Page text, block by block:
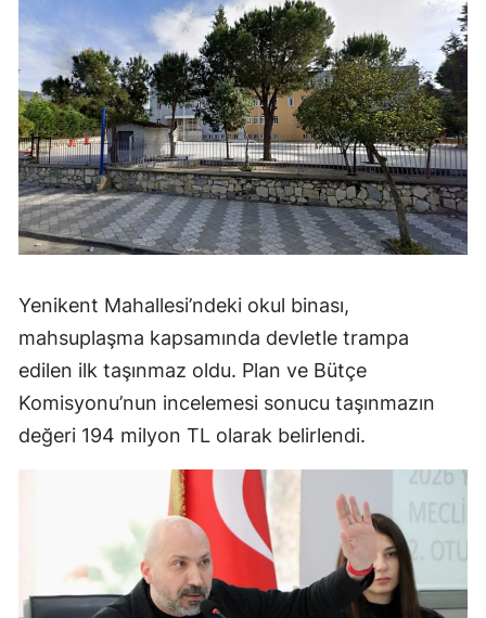
Yenikent Mahallesi’ndeki okul binası,
mahsuplaşma kapsamında devletle trampa
edilen ilk taşınmaz oldu. Plan ve Bütçe
Komisyonu’nun incelemesi sonucu taşınmazın
değeri 194 milyon TL olarak belirlendi.